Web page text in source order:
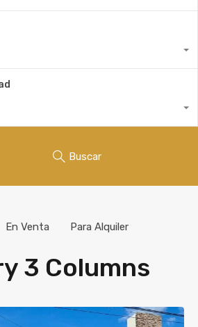
Buscar
3 Columns
En Venta Para Alquiler